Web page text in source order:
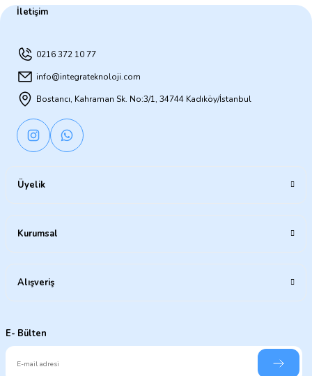
İletişim
0216 372 10 77
info@integrateknoloji.com
Bostancı, Kahraman Sk. No:3/1, 34744 Kadıköy/İstanbul
Üyelik
Kurumsal
Alışveriş
E- Bülten